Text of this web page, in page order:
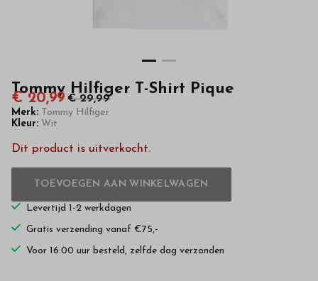
webshop
Tommy Hilfiger T-Shirt Pique
€ 20,99 € 29,99
Merk: Tommy Hilfiger
Kleur: Wit
Dit product is uitverkocht.
TOEVOEGEN AAN WINKELWAGEN
Levertijd 1-2 werkdagen
Gratis verzending vanaf €75,-
Voor 16:00 uur besteld, zelfde dag verzonden